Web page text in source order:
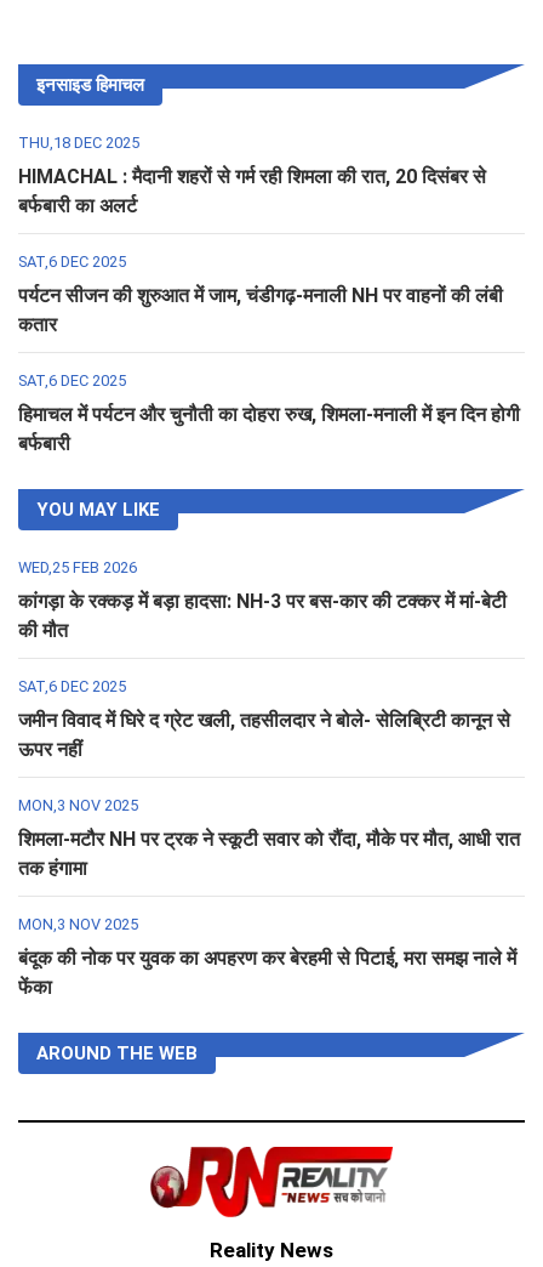
इनसाइड हिमाचल
THU,18 DEC 2025
HIMACHAL : मैदानी शहरों से गर्म रही शिमला की रात, 20 दिसंबर से
बर्फबारी का अलर्ट
SAT,6 DEC 2025
पर्यटन सीजन की शुरुआत में जाम, चंडीगढ़-मनाली NH पर वाहनों की लंबी
कतार
SAT,6 DEC 2025
हिमाचल में पर्यटन और चुनौती का दोहरा रुख, शिमला-मनाली में इन दिन होगी
बर्फबारी
YOU MAY LIKE
WED,25 FEB 2026
कांगड़ा के रक्कड़ में बड़ा हादसा: NH-3 पर बस-कार की टक्कर में मां-बेटी
की मौत
SAT,6 DEC 2025
जमीन विवाद में घिरे द ग्रेट खली, तहसीलदार ने बोले- सेलिब्रिटी कानून से
ऊपर नहीं
MON,3 NOV 2025
शिमला-मटौर NH पर ट्रक ने स्कूटी सवार को रौंदा, मौके पर मौत, आधी रात
तक हंगामा
MON,3 NOV 2025
बंदूक की नोक पर युवक का अपहरण कर बेरहमी से पिटाई, मरा समझ नाले में
फेंका
AROUND THE WEB
Reality News